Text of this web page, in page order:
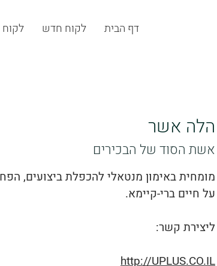
דף הבית לקוח חדש לקוח
הלה אשר
אשת הסוד של הבכירים
מומחית באימון מנטאלי להכפלת ביצועים,
על חיים ברי-קיימא.
ליצירת קשר:
http://UPLUS.CO.IL